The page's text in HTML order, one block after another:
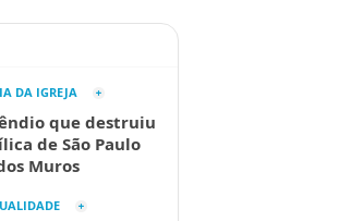
DA IGREJA
que destruiu
de São Paulo
Muros